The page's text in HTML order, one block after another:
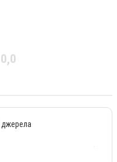
0,0
джерела